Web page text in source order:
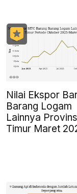
Nilai Ekspor
Barang Logam
Lainnya
Timur Maret